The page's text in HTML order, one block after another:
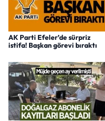
AK Parti Efeler’de sürpriz
istifa! Başkan görevi bıraktı